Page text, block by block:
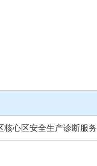
核心区安全生产诊断服务